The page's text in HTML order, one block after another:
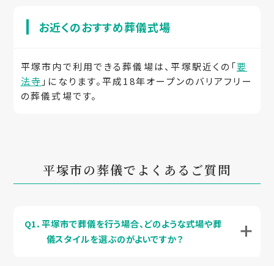
お近くのおすすめ葬儀式場
平塚市内で利用できる葬儀場は、平塚駅近くの「要
法寺 」になります。平成18年オープンのバリアフリー
の葬儀式場です。
平塚市の葬儀でよくあるご質問
Q1．平塚市で葬儀を行う場合、どのような式場や葬
儀スタイルを選ぶのがよいですか？